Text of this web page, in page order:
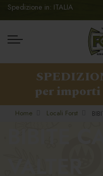
Spedizione in: ITALIA
per importi
Home Locali Forst